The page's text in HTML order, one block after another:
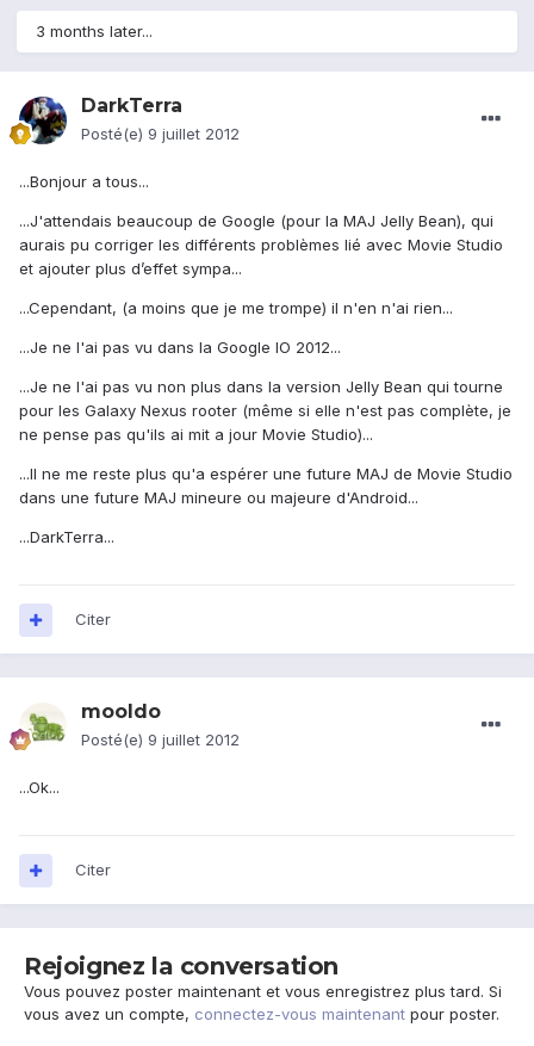
3 months later...
DarkTerra
Posté(e) 9 juillet 2012
...Bonjour a tous...
...J'attendais beaucoup de Google (pour la MAJ Jelly Bean), qui
aurais pu corriger les différents problèmes lié avec Movie Studio
et ajouter plus d’effet sympa...
...Cependant, (a moins que je me trompe) il n'en n'ai rien...
...Je ne l'ai pas vu dans la Google IO 2012...
...Je ne l'ai pas vu non plus dans la version Jelly Bean qui tourne
pour les Galaxy Nexus rooter (même si elle n'est pas complète, je
ne pense pas qu'ils ai mit a jour Movie Studio)...
...Il ne me reste plus qu'a espérer une future MAJ de Movie Studio
dans une future MAJ mineure ou majeure d'Android...
...DarkTerra...
Citer
mooldo
Posté(e) 9 juillet 2012
...Ok...
Citer
Rejoignez la conversation
Vous pouvez poster maintenant et vous enregistrez plus tard. Si
vous avez un compte, connectez-vous maintenant pour poster.